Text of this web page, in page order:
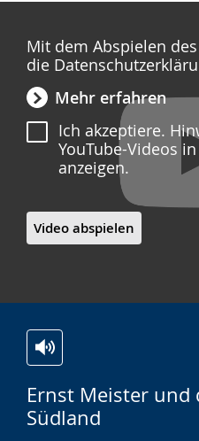
Mit dem Abspielen
die
Mehr erfahren
Ich akzeptiere.
YouTube-Videos
anzeigen.
Video abspielen
Ernst Meister und
Südland
Leichten
Sprache
Audio-
Unterstützung.
Video
in